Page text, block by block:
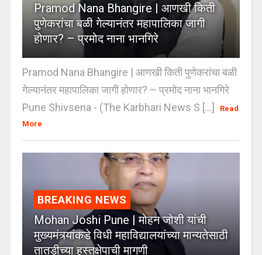
Pramod Nana Bhangire | आणखी किती
पुणेकरांचा बळी गेल्यानंतर महापालिका जागी
होणार? – प्रमोद नाना भानगिरे
Pramod Nana Bhangire | आणखी किती पुणेकरांचा बळी
गेल्यानंतर महापालिका जागी होणार? – प्रमोद नाना भानगिरे
Pune Shivsena - (The Karbhari News S [...]
Read
More
BREAKING NEWS
Mohan Joshi Pune | मोहन जोशी यांची
मुख्यमंत्र्यांकडे विधी महाविद्यालयांच्या मान्यतेसाठी
तातडीच्या हस्तक्षेपाची मागणी